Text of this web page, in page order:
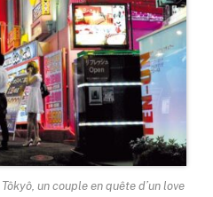
un couple en quête d’un love